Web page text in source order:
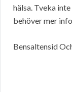
hälsa. Tveka
behöver mer
Bensaltensid